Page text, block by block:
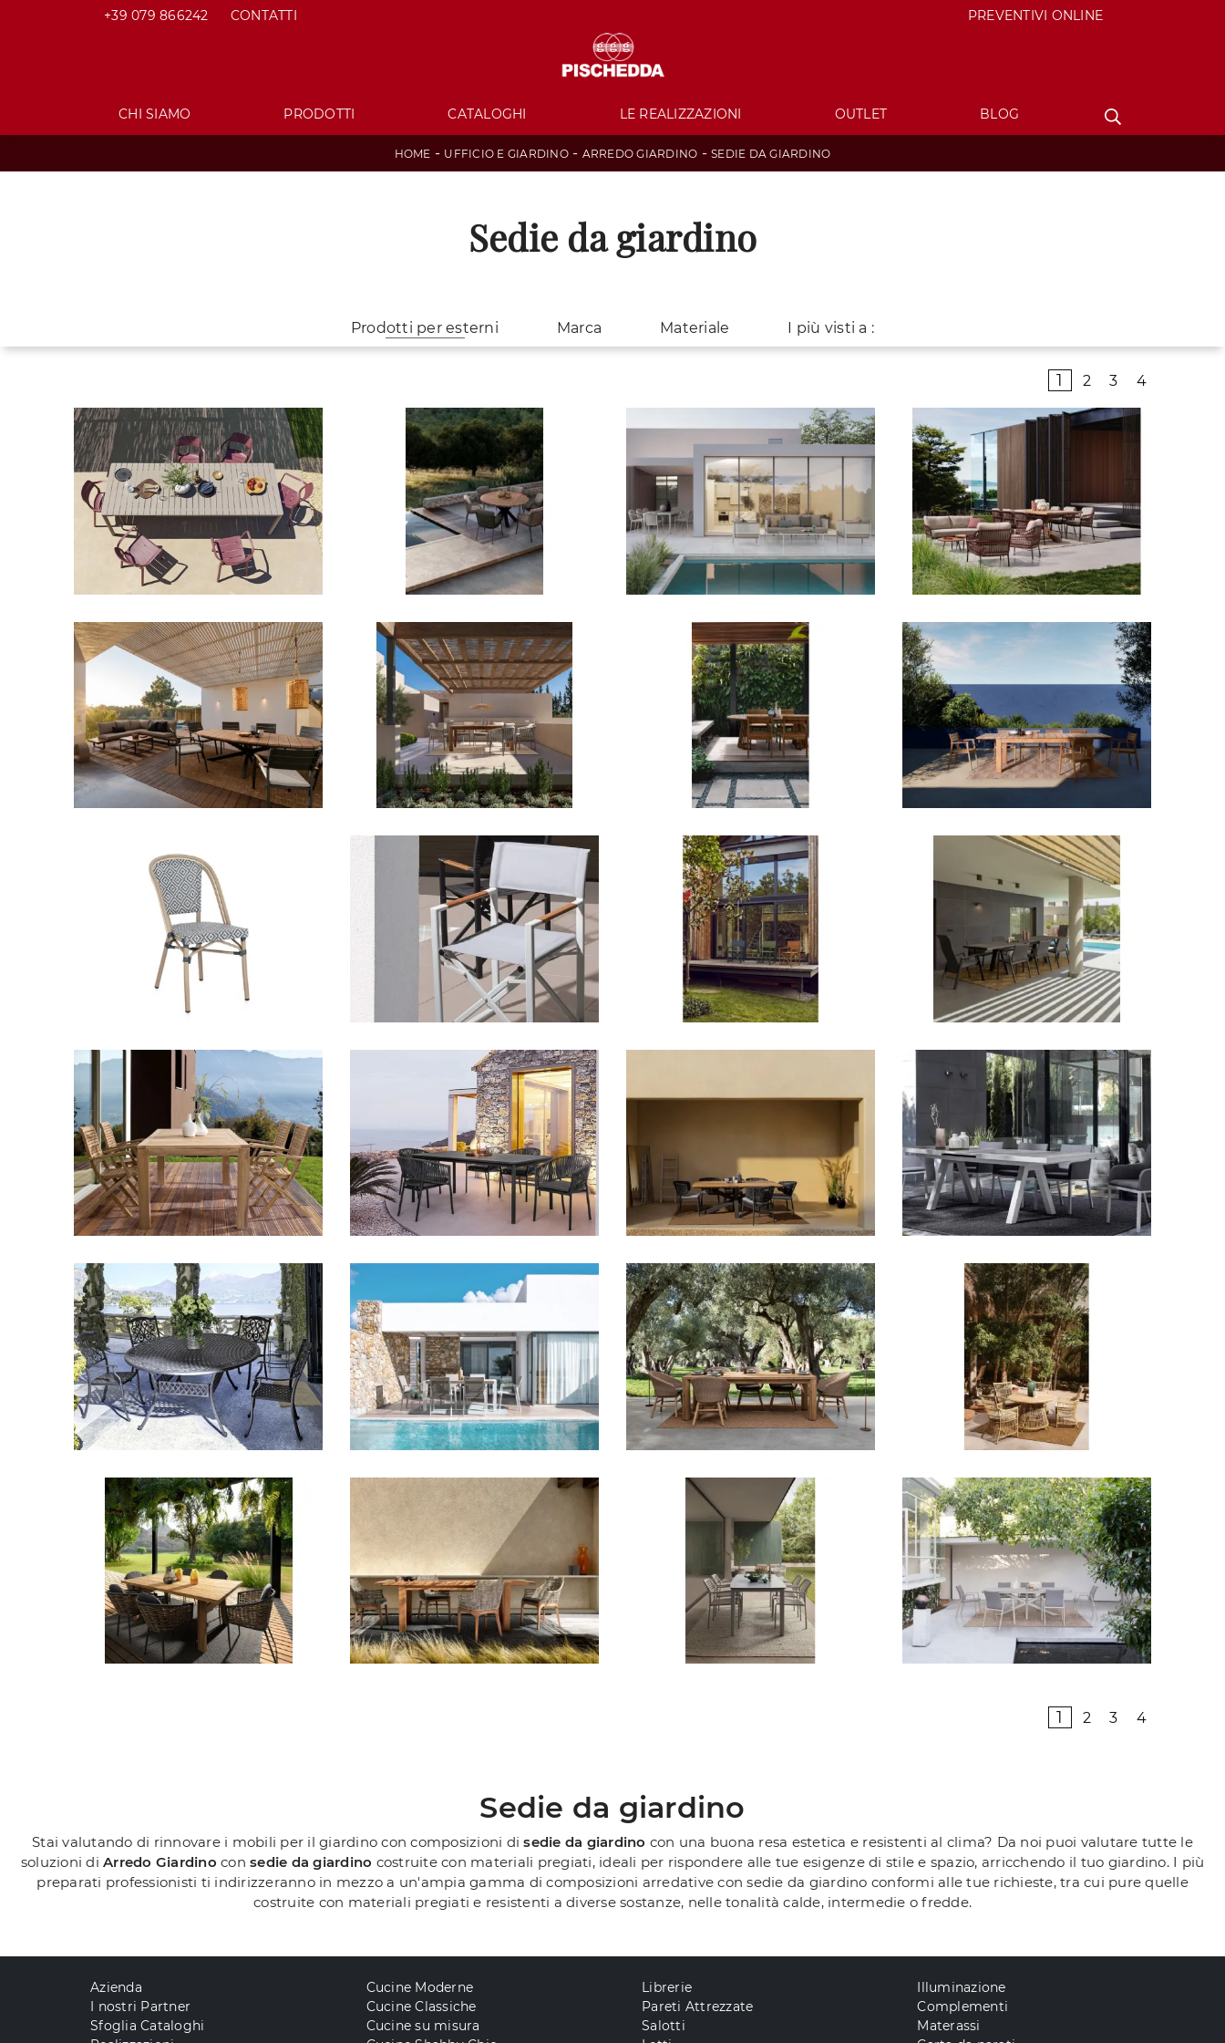
+39 079 866242 CONTATTI PREVENTIVI ONLINE
CHI SIAMO PRODOTTI CATALOGHI LE REALIZZAZIONI OUTLET BLOG
HOME - UFFICIO E GIARDINO- ARREDO GIARDINO -SEDIE DA GIARDINO
Sedie da giardino
Prodotti per esterni Marca Materiale I più visti a :
1 2 3 4
1 2 3 4
Sedie da giardino
Stai valutando di rinnovare i mobili per il giardino con composizioni disedie da giardino con una buona resa estetica e resistenti al clima? Da noi puoi valutare tutte le
soluzioni di Arredo Giardino con sedie da giardino costruite con materiali pregiati, ideali per rispondere alle tue esigenze di stile e spazio, arricchendo il tuo giardino. I più
preparati professionisti ti indirizzeranno in mezzo a un'ampia gamma di composizioni arredative con sedie da giardino conformi alle tue richieste, tra cui pure quelle
costruite con materiali pregiati e resistenti a diverse sostanze, nelle tonalità calde, intermedie o fredde.
Azienda
I nostri Partner
Sfoglia Cataloghi
Cucine Moderne
Cucine Classiche
Cucine su misura
Librerie
Pareti Attrezzate
Salotti
Illuminazione
Complementi
Materassi